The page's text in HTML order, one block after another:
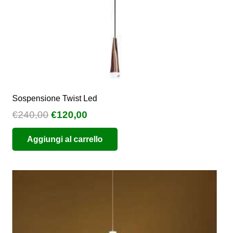
Sospensione Twist Led
€240,00 Il
prezzo
originale
era:
€120,00
prezzo
attuale
è:
Aggiungi al carrello